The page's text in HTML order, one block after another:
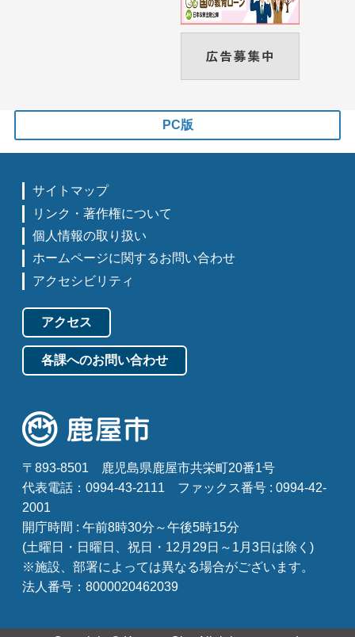
PC版
サイトマップ
リンク・著作権について
個人情報の取り扱い
ホームページに関するお問い合わせ
アクセシビリティ
アクセス
各課へのお問い合わせ
〒893-8501
鹿児島県鹿屋市共栄町20番1号
代表電話：0994-43-2111
ファックス番号 : 0994-42-
2001
開庁時間 : 午前8時30分～午後5時15分
(土曜日・日曜日、祝日・12月29日～1月3日は除く)
※施設、部署によっては異なる場合がございます。
法人番号：8000020462039